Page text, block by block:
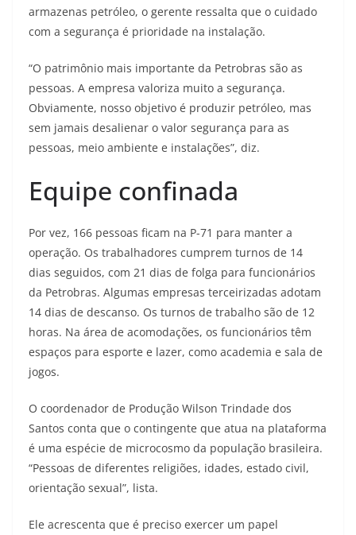
armazenas petróleo, o gerente ressalta que o cuidado
com a segurança é prioridade na instalação.
“O patrimônio mais importante da Petrobras são as
pessoas. A empresa valoriza muito a segurança.
Obviamente, nosso objetivo é produzir petróleo, mas
sem jamais desalienar o valor segurança para as
pessoas, meio ambiente e instalações”, diz.
Equipe confinada
Por vez, 166 pessoas ficam na P-71 para manter a
operação. Os trabalhadores cumprem turnos de 14
dias seguidos, com 21 dias de folga para funcionários
da Petrobras. Algumas empresas terceirizadas adotam
14 dias de descanso. Os turnos de trabalho são de 12
horas. Na área de acomodações, os funcionários têm
espaços para esporte e lazer, como academia e sala de
jogos.
O coordenador de Produção Wilson Trindade dos
Santos conta que o contingente que atua na plataforma
é uma espécie de microcosmo da população brasileira.
“Pessoas de diferentes religiões, idades, estado civil,
orientação sexual”, lista.
Ele acrescenta que é preciso exercer um papel